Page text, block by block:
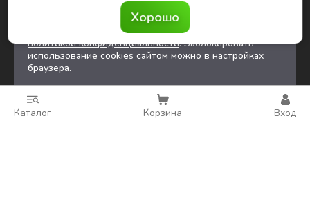
Продолжая использовать сайт, вы соглашаетесь на
файлов cookiesи других
пользовательских данных в соответствии с
политикой конфиденциальности. Заблокировать
использование cookies сайтом можно в настройках
браузера.
Каталог Корзина Вход
Хорошо